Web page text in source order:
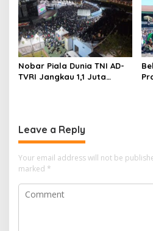
Nobar Piala Dunia TNI AD-
TVRI Jangkau 1,1 Juta
Leave a Reply
Your email address will not be
marked *